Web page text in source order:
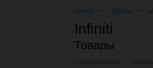
Главная Каталог
Infiniti
Товары